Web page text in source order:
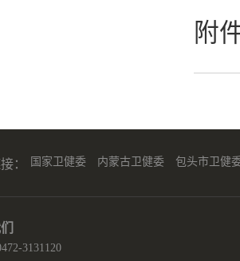
附
： 国家卫健委 内蒙古卫健委 包头市卫健
3131120